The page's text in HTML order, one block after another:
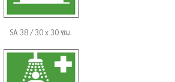
SA 38 / 30 x 30 ซม.